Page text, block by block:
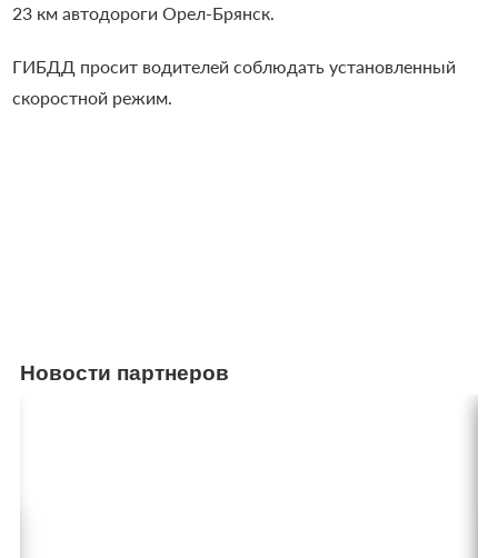
23 км автодороги Орел-Брянск.
ГИБДД просит водителей соблюдать установленный
скоростной режим.
Новости партнеров